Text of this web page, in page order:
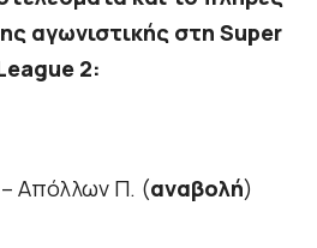
αγωνιστικής στη Super
2:
Απόλλων Π. (αναβολή)